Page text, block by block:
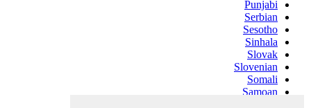
Punjabi
Serbian
Sesotho
Sinhala
Slovak
Slovenian
Somali
Samoan